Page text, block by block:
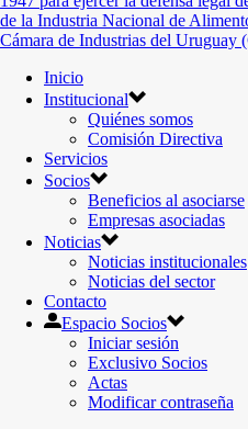
Inicio
Institucional
Quiénes somos
Comisión Directiva
Servicios
Socios
Beneficios al asociarse
Empresas asociadas
Noticias
Noticias institucionales
Noticias del sector
Contacto
Espacio Socios
Iniciar sesión
Exclusivo Socios
Actas
Modificar contraseña